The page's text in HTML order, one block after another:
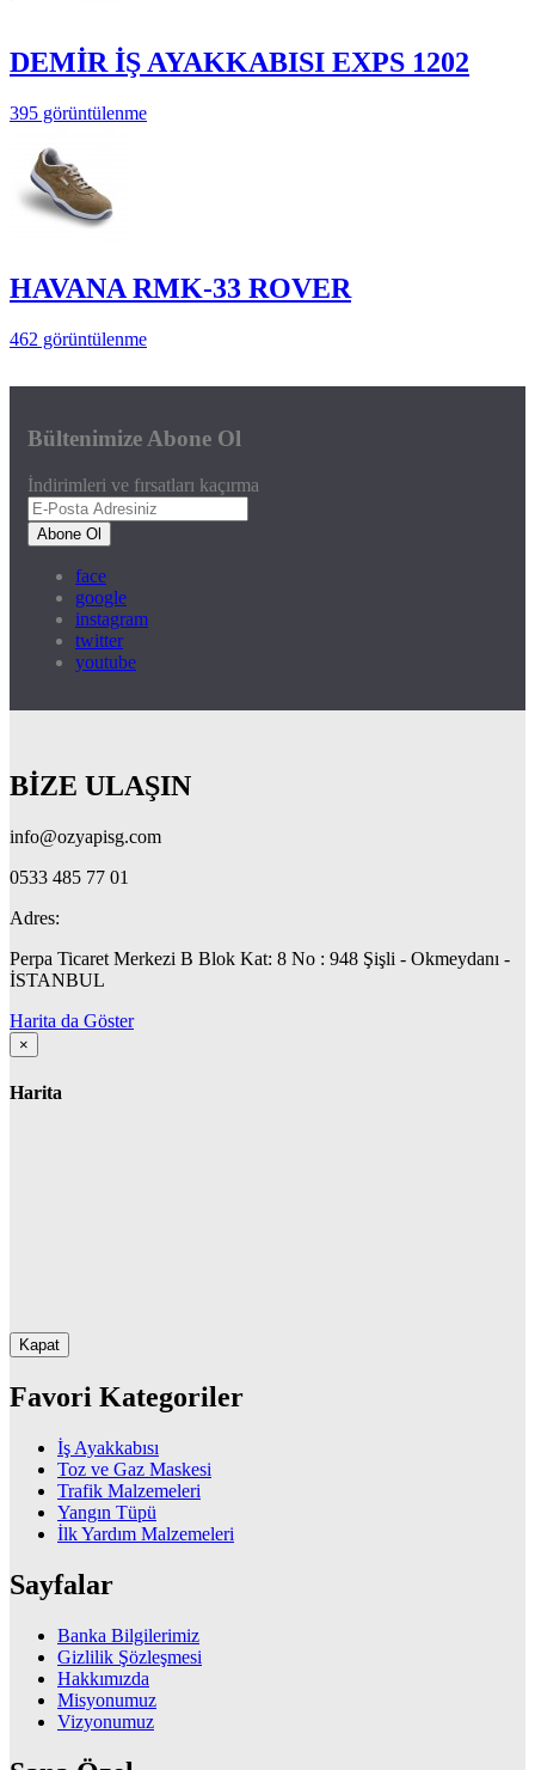
DEMİR İŞ AYAKKABISI EXPS 1202
395 görüntülenme
HAVANA RMK-33 ROVER
462 görüntülenme
Bültenimize Abone Ol
İndirimleri ve fırsatları kaçırma
Abone Ol
face
google
instagram
twitter
youtube
BİZE ULAŞIN
info@ozyapisg.com
0533 485 77 01
Adres:
Perpa Ticaret Merkezi B Blok Kat: 8 No : 948 Şişli - Okmeydanı -
İSTANBUL
Harita da Göster
×
Harita
Kapat
Favori Kategoriler
İş Ayakkabısı
Toz ve Gaz Maskesi
Trafik Malzemeleri
Yangın Tüpü
İlk Yardım Malzemeleri
Sayfalar
Banka Bilgilerimiz
Gizlilik Şözleşmesi
Hakkımızda
Misyonumuz
Vizyonumuz